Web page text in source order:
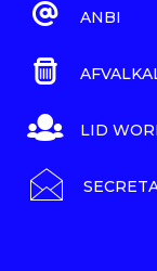
ANBI
LID